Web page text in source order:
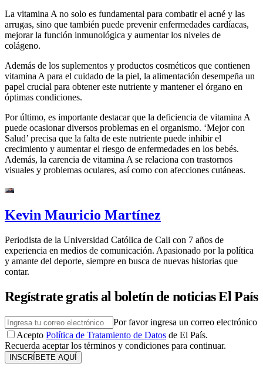
La vitamina A no solo es fundamental para combatir el acné y las
arrugas, sino que también puede prevenir enfermedades cardíacas,
mejorar la función inmunológica y aumentar los niveles de
colágeno.
Además de los suplementos y productos cosméticos que contienen
vitamina A para el cuidado de la piel, la alimentación desempeña un
papel crucial para obtener este nutriente y mantener el órgano en
óptimas condiciones.
Por último, es importante destacar que la deficiencia de vitamina A
puede ocasionar diversos problemas en el organismo. ‘Mejor con
Salud’ precisa que la falta de este nutriente puede inhibir el
crecimiento y aumentar el riesgo de enfermedades en los bebés.
Además, la carencia de vitamina A se relaciona con trastornos
visuales y problemas oculares, así como con afecciones cutáneas.
Kevin Mauricio Martínez
Periodista de la Universidad Católica de Cali con 7 años de
experiencia en medios de comunicación. Apasionado por la política
y amante del deporte, siempre en busca de nuevas historias que
contar.
Regístrate gratis al boletín de noticias El País
Por favor ingresa un correo electrónico
Acepto Política de Tratamiento de Datos de El País.
Recuerda aceptar los términos y condiciones para continuar.
INSCRÍBETE AQUÍ